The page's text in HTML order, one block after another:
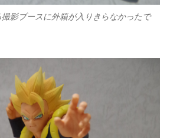
影ブースに外箱が入りきらなかったで